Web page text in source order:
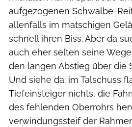
aufgezogenen Schwalbe-
allenfalls im matschigen
schnell ihren Biss. Aber da
auch eher selten seine
den langen Abstieg über die
Und siehe da: im Talschuss
Tiefeinsteiger nichts, die
des fehlenden Oberrohrs
verwindungssteif der